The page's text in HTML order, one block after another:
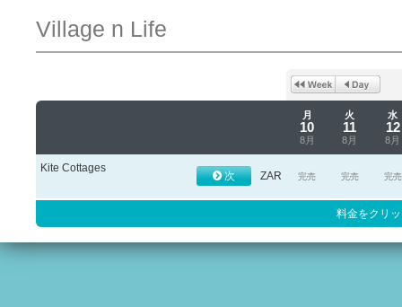
Village n Life
月
10
8月
火
11
8月
水
12
8月
Kite Cottages
次 ZAR 完売 完売 完売
料金をクリ